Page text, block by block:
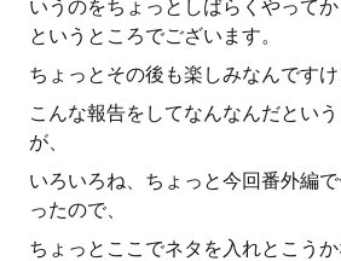
いうのをちょっとしばらくやって
というところでございます。
ちょっとその後も楽しみなんですけ
こんな報告をしてなんなんだとい
が、
いろいろね、ちょっと今回番外編
ったので、
ちょっとここでネタを入れとこう